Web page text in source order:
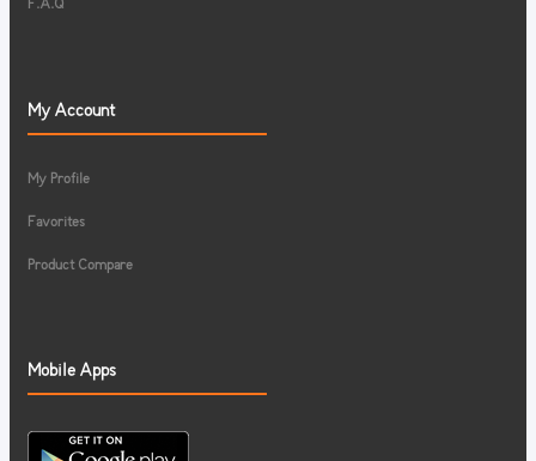
F.A.Q
My Account
My Profile
Favorites
Product Compare
Mobile Apps